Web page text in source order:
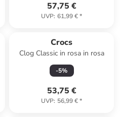
57,75 €
UVP: 61,99 €*
Crocs
Clog Classic in rosa in rosa
-5%
53,75 €
UVP: 56,99 €*